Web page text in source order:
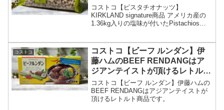
たPistachiosは、食べ出したら止
まらない！
コストコ【ピスタチオナッツ】
KIRKLAND signature商品 アメリカ産の
1.36kg入りの塩味が付いたPistachios
コストコ
コストコ【ビーフ ルンダン】伊
藤ハムのBEEF RENDANGはア
ジアンテイストが頂けるレトルト
商品です。
コストコ【ビーフ ルンダン】伊藤ハムの
BEEF RENDANGはアジアンテイストが
頂けるレトルト商品です。